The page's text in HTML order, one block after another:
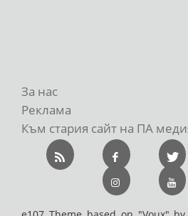
За нас
Реклама
Към стария сайт на ПА